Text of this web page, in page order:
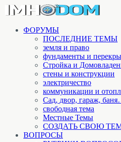
ФОРУМЫ
ПОСЛЕДНИЕ ТЕМЫ
земля и право
фундаменты и
Стройка и
стены и конструкции
электричество
коммуникации и
Cад, двор, гараж,
свободная тема
Местные Темы
СОЗДАТЬ СВОЮ
ВОПРОСЫ